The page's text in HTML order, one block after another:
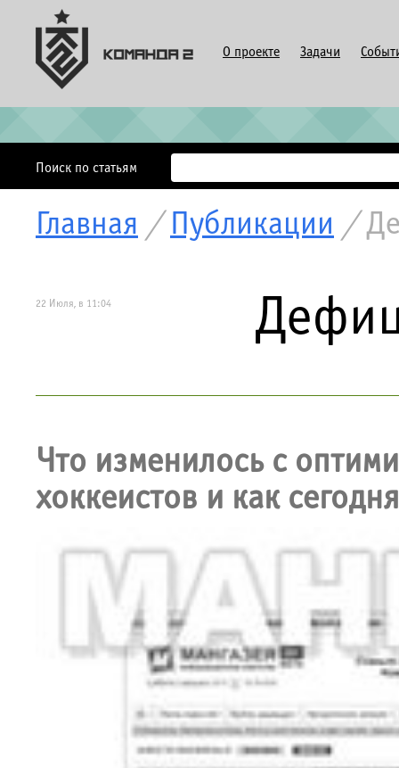
О проекте Задачи
Поиск по статьям
Главная / Публикации /
22 Июля, в 11:04
Что изменилось с
хоккеистов и как